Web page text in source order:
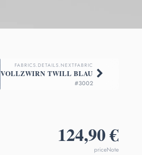
FABRICS.DETAILS.NEXTFABRIC
VOLLZWIRN TWILL BLAU
#3002
124,90 €
priceNote